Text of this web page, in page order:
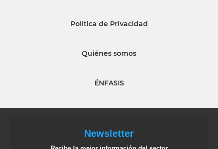
Política de Privacidad
Quiénes somos
ÉNFASIS
Newsletter